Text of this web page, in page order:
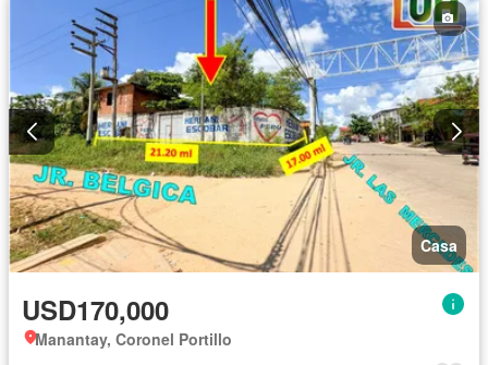
Casa
USD170,000
Manantay, Coronel Portillo